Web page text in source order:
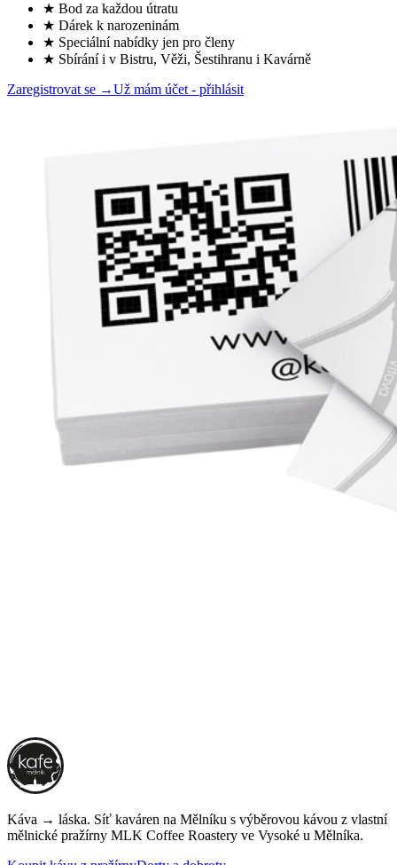
★ Bod za každou útratu
★ Dárek k narozeninám
★ Speciální nabídky jen pro členy
★ Sbírání i v Bistru, Věži, Šestihranu i Kavárně
Zaregistrovat se →Už mám účet - přihlásit
Káva → láska. Síť kaváren na Mělníku s výběrovou kávou z vlastní
mělnické pražírny MLK Coffee Roastery ve Vysoké u Mělníka.